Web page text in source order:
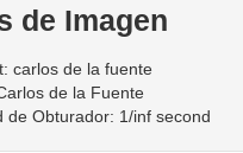
de Imagen
carlos de la fuente
de la Fuente
de Obturador: 1/inf second